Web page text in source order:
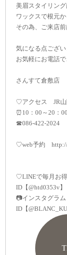
美眉スタイリング
ワックスで根元
その為、ご来店
気になる点ござ
お気軽にお電話
さんすて倉敷店
♡アクセス JR山
⏰10：00～20：00
☎086-422-2024
♡web予約 http://
♡LINEで毎月お
ID【@htd0353v】
📷インスタグラム
ID【